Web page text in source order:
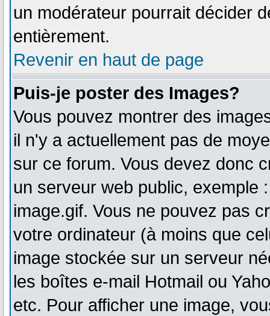
un modérateur pourrait décider
entièrement.
Revenir en haut de page
Puis-je poster des Images?
Vous pouvez montrer des
il n'y a actuellement pas de
sur ce forum. Vous devez donc
un serveur web public, exemple
image.gif. Vous ne pouvez pas
votre ordinateur (à moins que
image stockée sur un serveur
les boîtes e-mail Hotmail ou
etc. Pour afficher une image,